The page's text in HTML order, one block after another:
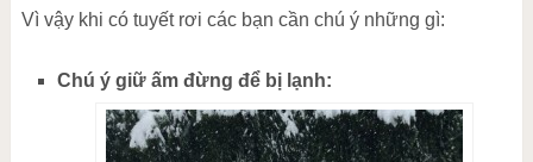
Vì vậy khi có tuyết rơi các bạn cần chú ý những gì:
Chú ý giữ ấm đừng để bị lạnh: